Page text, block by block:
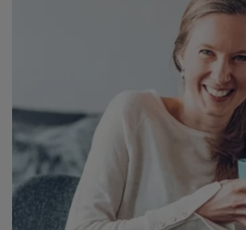
Contacto